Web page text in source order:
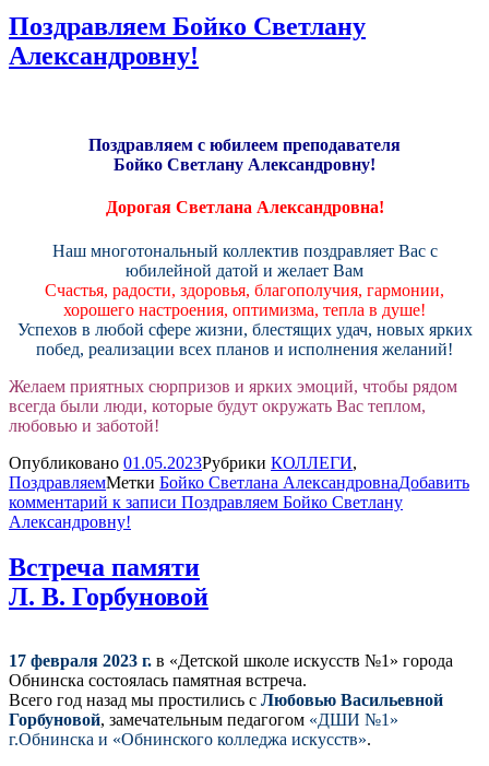
Поздравляем Бойко Светлану
Александровну!
Поздравляем с юбилеем преподавателя
Бойко Светлану Александровну!
Дорогая Светлана Александровна!
Наш многотональный коллектив поздравляет Вас с
юбилейной датой и желает Вам
Счастья, радости, здоровья, благополучия, гармонии,
хорошего настроения, оптимизма, тепла в душе!
Успехов в любой сфере жизни, блестящих удач, новых ярких
побед, реализации всех планов и исполнения желаний!
Желаем приятных сюрпризов и ярких эмоций, чтобы рядом
всегда были люди, которые будут окружать Вас теплом,
любовью и заботой!
Опубликовано 01.05.2023Рубрики КОЛЛЕГИ,
ПоздравляемМетки Бойко Светлана АлександровнаДобавить
комментарий к записи Поздравляем Бойко Светлану
Александровну!
Встреча памяти
Л. В. Горбуновой
17 февраля 2023 г. в «Детской школе искусств №1» города
Обнинска состоялась памятная встреча.
Всего год назад мы простились с Любовью Васильевной
Горбуновой, замечательным педагогом «ДШИ №1»
г.Обнинска и «Обнинского колледжа искусств».